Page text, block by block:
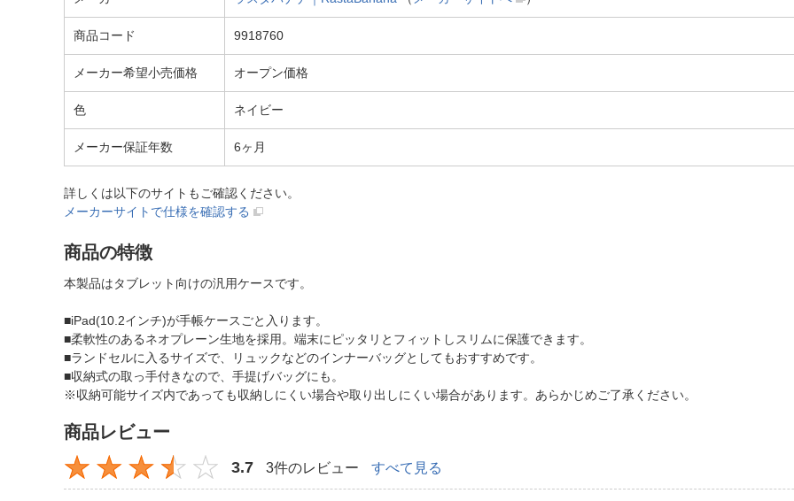
商品コード 9918760
メーカー希望小売価格 オープン価格
色 ネイビー
メーカー保証年数 6ヶ月
詳しくは以下のサイトもご確認ください。
メーカーサイトで仕様を確認する
商品の特徴
本製品はタブレット向けの汎用ケースです。
■iPad(10.2インチ)が手帳ケースごと入ります。
■柔軟性のあるネオプレーン生地を採用。端末にピッタリとフィットしスリムに保護できます。
■ランドセルに入るサイズで、リュックなどのインナーバッグとしてもおすすめです。
■収納式の取っ手付きなので、手提げバッグにも。
※収納可能サイズ内であっても収納しにくい場合や取り出しにくい場合があります。あらかじめご了承ください。
商品レビュー
3.7 3件のレビュー すべて見る